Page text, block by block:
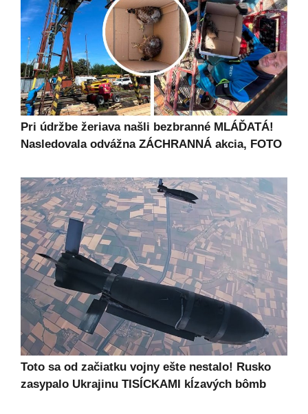
Pri údržbe žeriava našli bezbranné MLÁĎATÁ!
Nasledovala odvážna ZÁCHRANNÁ akcia, FOTO
Toto sa od začiatku vojny ešte nestalo! Rusko
zasypalo Ukrajinu TISÍCKAMI kĺzavých bômb